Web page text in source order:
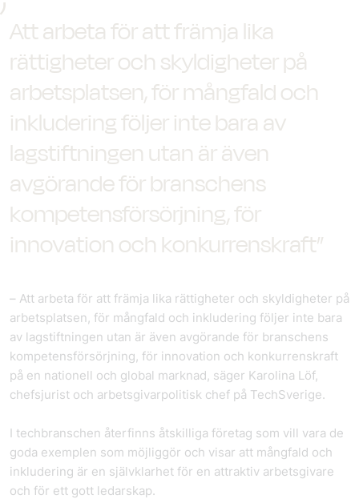
Att arbeta för att främja lika
rättigheter och skyldigheter på
arbetsplatsen, för mångfald och
inkludering följer inte bara av
lagstiftningen utan är även
avgörande för branschens
kompetensförsörjning, för
innovation och konkurrenskraft”
– Att arbeta för att främja lika rättigheter och skyldigheter på
arbetsplatsen, för mångfald och inkludering följer inte bara
av lagstiftningen utan är även avgörande för branschens
kompetensförsörjning, för innovation och konkurrenskraft
på en nationell och global marknad, säger Karolina Löf,
chefsjurist och arbetsgivarpolitisk chef på TechSverige.
I techbranschen återfinns åtskilliga företag som vill vara de
goda exemplen som möjliggör och visar att mångfald och
inkludering är en självklarhet för en attraktiv arbetsgivare
och för ett gott ledarskap.